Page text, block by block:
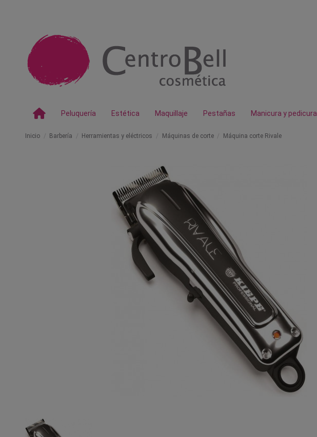
Peluquería Estética Maquillaje Pestañas Manicura y pedicura
Inicio Barbería Herramientas y eléctricos Máquinas de corte Máquina corte Rivale